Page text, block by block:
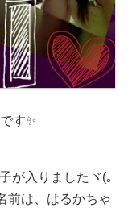
す✨
が入りましたヾ(｡
前は、はるかちゃ